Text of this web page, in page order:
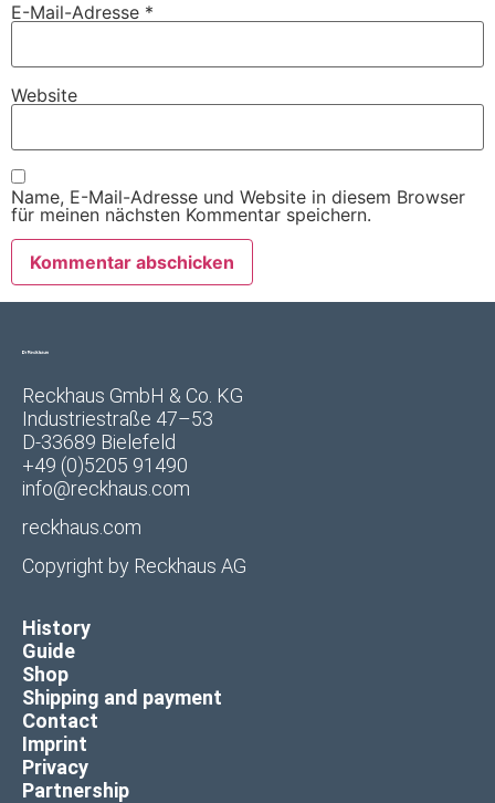
E-Mail-Adresse *
Website
Name, E-Mail-Adresse und Website in diesem Browser
für meinen nächsten Kommentar speichern.
Reckhaus GmbH & Co. KG
Industriestraße 47–53
D-33689 Bielefeld
+49 (0)5205 91490
info@reckhaus.com
reckhaus.com
Copyright by Reckhaus AG
History
Guide
Shop
Shipping and payment
Contact
Imprint
Privacy
Partnership